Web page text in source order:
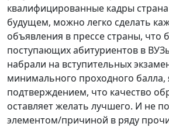
квалифицированные кадры
будущем, можно легко сделать
объявления в прессе страны, что
поступающих абитуриентов в
набрали на вступительных
минимального проходного
подтверждением, что качество
оставляет желать лучшего. И не
элементом/причиной в ряду